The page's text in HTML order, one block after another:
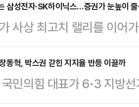
"개인의 일탈"로 규정했
건을 끌어오거나, "국민
다. 같은 사안에도 행위의
일 정치권에 따르면 민주
에 대한 2020년 총선 당
삼성전자·SK하이닉스…증권가 눈높이
사상 최고치 랠리를 이어
Of Missing Out) 심
고점을 새로 쓰고 있다.
스의 목표주가를 상향 조
동혁, 박스권 갇힌 지지율 반등 이끌까
민의힘 대표가 6·3 지방
사태에 대해 고개를 숙이